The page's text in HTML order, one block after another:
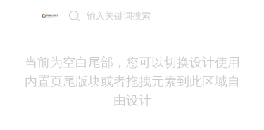
当前为空白尾部，您可以切换设计使用
内置页尾版块或者拖拽元素到此区域自
由设计